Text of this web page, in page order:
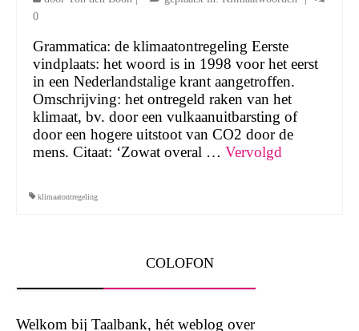
0
Grammatica: de klimaatontregeling Eerste
vindplaats: het woord is in 1998 voor het eerst
in een Nederlandstalige krant aangetroffen.
Omschrijving: het ontregeld raken van het
klimaat, bv. door een vulkaanuitbarsting of
door een hogere uitstoot van CO2 door de
mens. Citaat: ‘Zowat overal … Vervolgd
klimaatontregeling
COLOFON
Welkom bij Taalbank, hét weblog over